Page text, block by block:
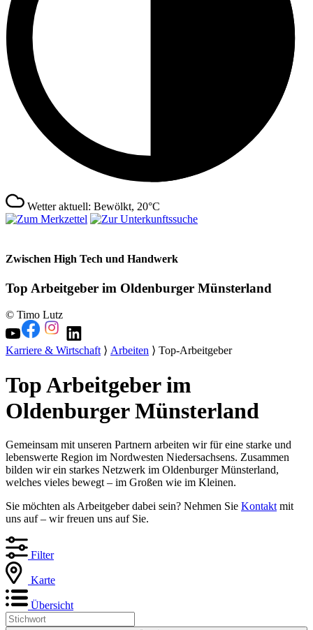
Wetter aktuell: Bewölkt, 20°C
Zwischen High Tech und Handwerk
Top Arbeitgeber im Oldenburger Münsterland
© Timo Lutz
Karriere & Wirtschaft⟩ Arbeiten ⟩ Top-Arbeitgeber
Top Arbeitgeber im
Oldenburger Münsterland
Gemeinsam mit unseren Partnern arbeiten wir für eine starke und
lebenswerte Region im Nordwesten Niedersachsens. Zusammen
bilden wir ein starkes Netzwerk im Oldenburger Münsterland,
welches vieles bewegt – im Großen wie im Kleinen.
Sie möchten als Arbeitgeber dabei sein? Nehmen Sie Kontakt mit
uns auf – wir freuen uns auf Sie.
Filter
Karte
Übersicht